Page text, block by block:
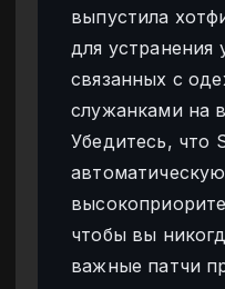
выпустила
для устранения
связанных с
служанками на
Убедитесь, что
автоматическую
чтобы вы
важные патчи